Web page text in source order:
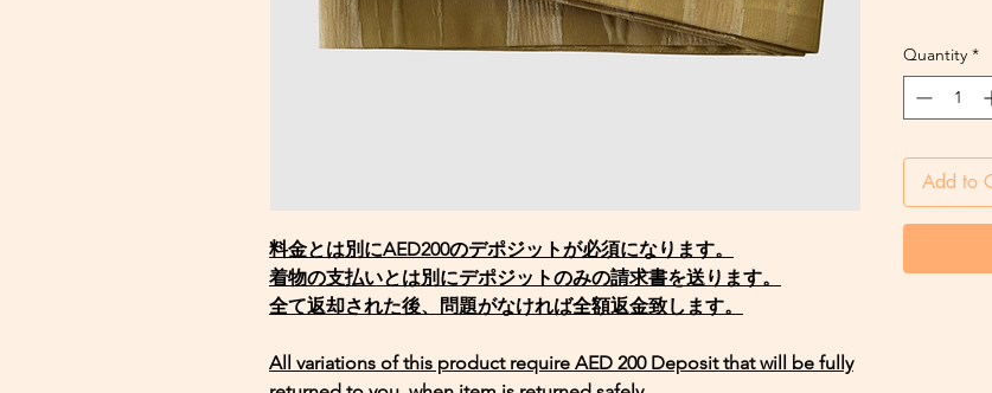
料金とは別にAED200のデポジットが必須になります。
着物の支払いとは別にデポジットのみの請求書を送ります。
全て返却された後、問題がなければ全額返金致します。
All variations of this product require AED 200 Deposit that will be fully
Quantity *
Add to